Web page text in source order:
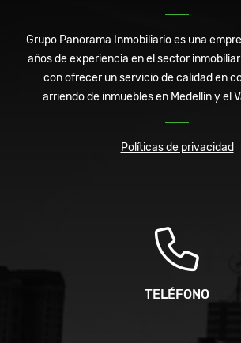
Grupo Panorama Inmobiliario es una
años de experiencia en el sector
con ofrecer un servicio de calidad en
arriendo de inmuebles en Medellín y el
Políticas de privacidad
TELÉFONO